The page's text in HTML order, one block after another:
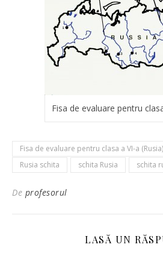
Fisa de evaluare pentru
Fisa de evaluare pentru clasa a VI-a (Rusia)
Rusia schita
schita Rusia schita
De profesorul
LASĂ UN